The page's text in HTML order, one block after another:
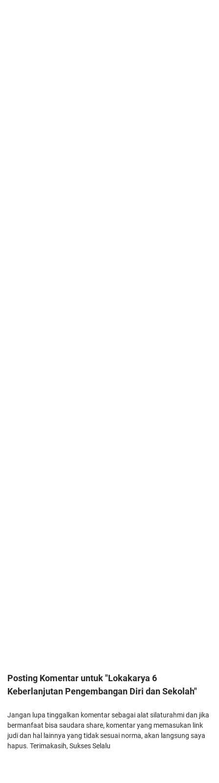
Posting Komentar untuk "Lokakarya 6
Keberlanjutan Pengembangan Diri dan Sekolah"
Jangan lupa tinggalkan komentar sebagai alat silaturahmi dan jika
bermanfaat bisa saudara share, komentar yang memasukan link
judi dan hal lainnya yang tidak sesuai norma, akan langsung saya
hapus. Terimakasih, Sukses Selalu